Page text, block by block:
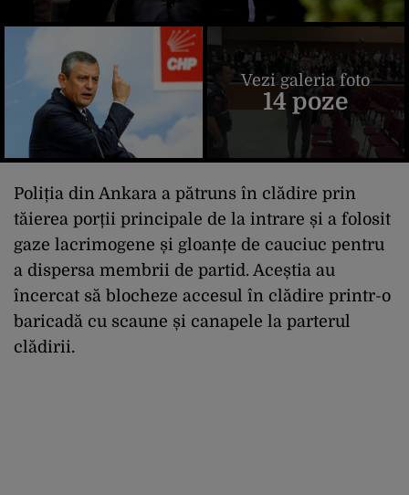
Vezi galeria foto
14 poze
Poliția din Ankara a pătruns în clădire prin
tăierea porții principale de la intrare și a folosit
gaze lacrimogene și gloanțe de cauciuc pentru
a dispersa membrii de partid. Aceștia au
încercat să blocheze accesul în clădire printr-o
baricadă cu scaune și canapele la parterul
clădirii.